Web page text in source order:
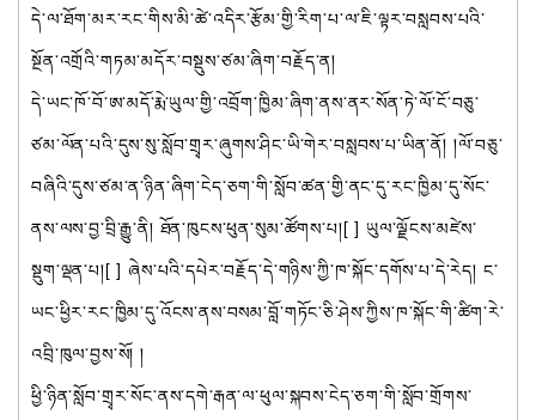
དེ་ལ་ཐོག་མར་རང་གིས་མི་ཚེ་འདིར་རྩོམ་གྱི་རིག་པ་ལ་ཇི་ལྟར་བསླབས་པའི་
སྔོན་འགྲོའི་གཏམ་མདོར་བསྡུས་ཙམ་ཞིག་བརྗོད་ན།
དེ་ཡང་ཁོ་བོ་ཨ་མདོ་རྨེ་ཡུལ་གྱི་འབྲོག་ཁྱིམ་ཞིག་ནས་ནར་སོན་ཏེ་ལོ་ངོ་བཅུ་
ཙམ་ལོན་པའི་དུས་སུ་སློབ་གྲྭར་ཞུགས་ཤིང་ཡི་གེར་བསླབས་པ་ཡིན་ནོ། །ལོ་བཅུ་
བཞིའི་དུས་ཙམ་ན་ཉིན་ཞིག་ངེད་ཅག་གི་སློབ་ཚན་གྱི་ནང་དུ་རང་ཁྱིམ་དུ་སོང་
ནས་ལས་བྱ་བྲི་རྒྱུ་ནི། ཐོན་ཁུངས་ཕུན་སུམ་ཚོགས་པ།[ ] ཡུལ་ལྗོངས་མཛེས་
སྡུག་ལྡན་པ།[ ] ཞེས་པའི་དཔེར་བརྗོད་དེ་གཉིས་ཀྱི་ཁ་སྐོང་དགོས་པ་དེ་རེད། ང་
ཡང་ཕྱིར་རང་ཁྱིམ་དུ་འོངས་ནས་བསམ་བློ་གཏོང་ཅི་ཤེས་ཀྱིས་ཁ་སྐོང་གི་ཚིག་རེ་
འབྲི་ཁུལ་བྱས་སོ། །
ཕྱི་ཉིན་སློབ་གྲྭར་སོང་ནས་དགེ་རྒན་ལ་ཕུལ་སྐབས་ངེད་ཅག་གི་སློབ་གྲོགས་